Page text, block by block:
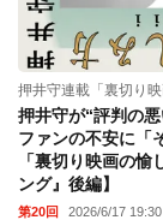
押井守連載「裏切り映
押井守が“評判の
ファンの不安に「
「裏切り映画の
ング』後編】
第20回 2026/6/17 19:30